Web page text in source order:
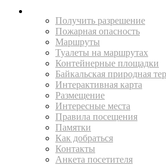
Получить разрешение
Пожарная опасность
Маршруты
Туалеты на маршрутах
Контейнерные площадки
Байкальская природная
Интерактивная карта
Размещение
Интересные места
Правила посещения
Памятки
Как добраться
Контакты
Анкета посетителя